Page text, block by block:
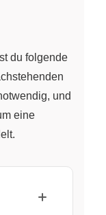
du folgende
und
eine